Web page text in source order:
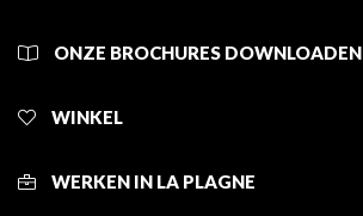
ONZE BROCHURES DOWNLOADEN
WINKEL
WERKEN IN LA PLAGNE